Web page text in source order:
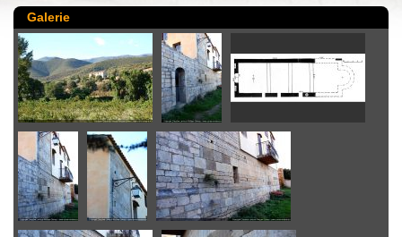
Galerie